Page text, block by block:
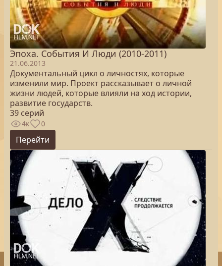
Эпоха. Cобытия И Люди (2010-2011)
21.06.2013
Документальный цикл о личностях, которые
изменили мир. Проект рассказывает о личной
жизни людей, которые влияли на ход истории,
развитие государств.
39 серий
4к 0
Перейти